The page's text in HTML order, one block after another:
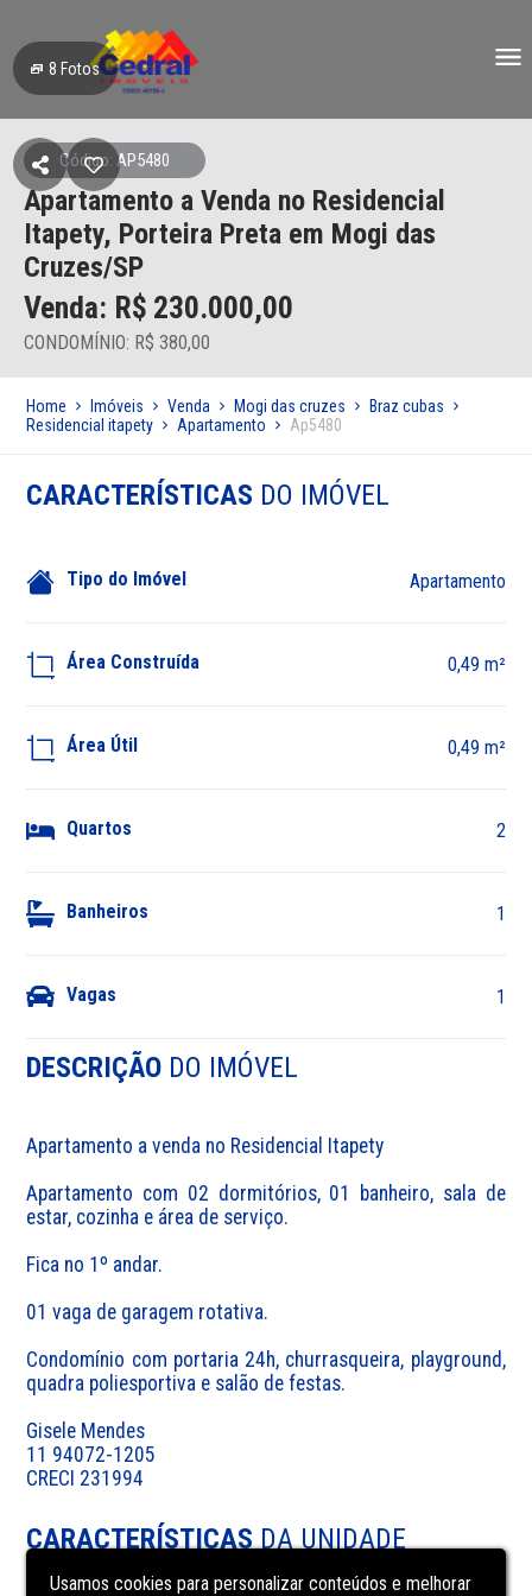
8 Fotos
Código: AP5480
Apartamento a Venda no Residencial
Itapety, Porteira Preta em Mogi das
Cruzes/SP
Venda: R$ 230.000,00
CONDOMÍNIO: R$ 380,00
Home Imóveis Venda Mogi das cruzes
Braz cubas
Residencial itapety
Apartamento Ap5480
CARACTERÍSTICAS DO IMÓVEL
Tipo do Imóvel Apartamento
Área Construída 0,49 m²
Área Útil 0,49 m²
Quartos 2
Banheiros 1
Vagas 1
DESCRIÇÃO DO IMÓVEL
Apartamento a venda no Residencial Itapety
Apartamento com 02 dormitórios, 01 banheiro, sala de
estar, cozinha e área de serviço.
Fica no 1º andar.
01 vaga de garagem rotativa.
Condomínio com portaria 24h, churrasqueira, playground,
quadra poliesportiva e salão de festas.
Gisele Mendes
11 94072-1205
CARACTERÍSTICASDA UNIDADE
Usamos cookies para personalizar conteúdos e melhorar